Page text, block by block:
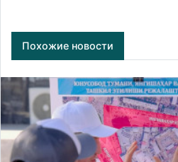
Похожие новости